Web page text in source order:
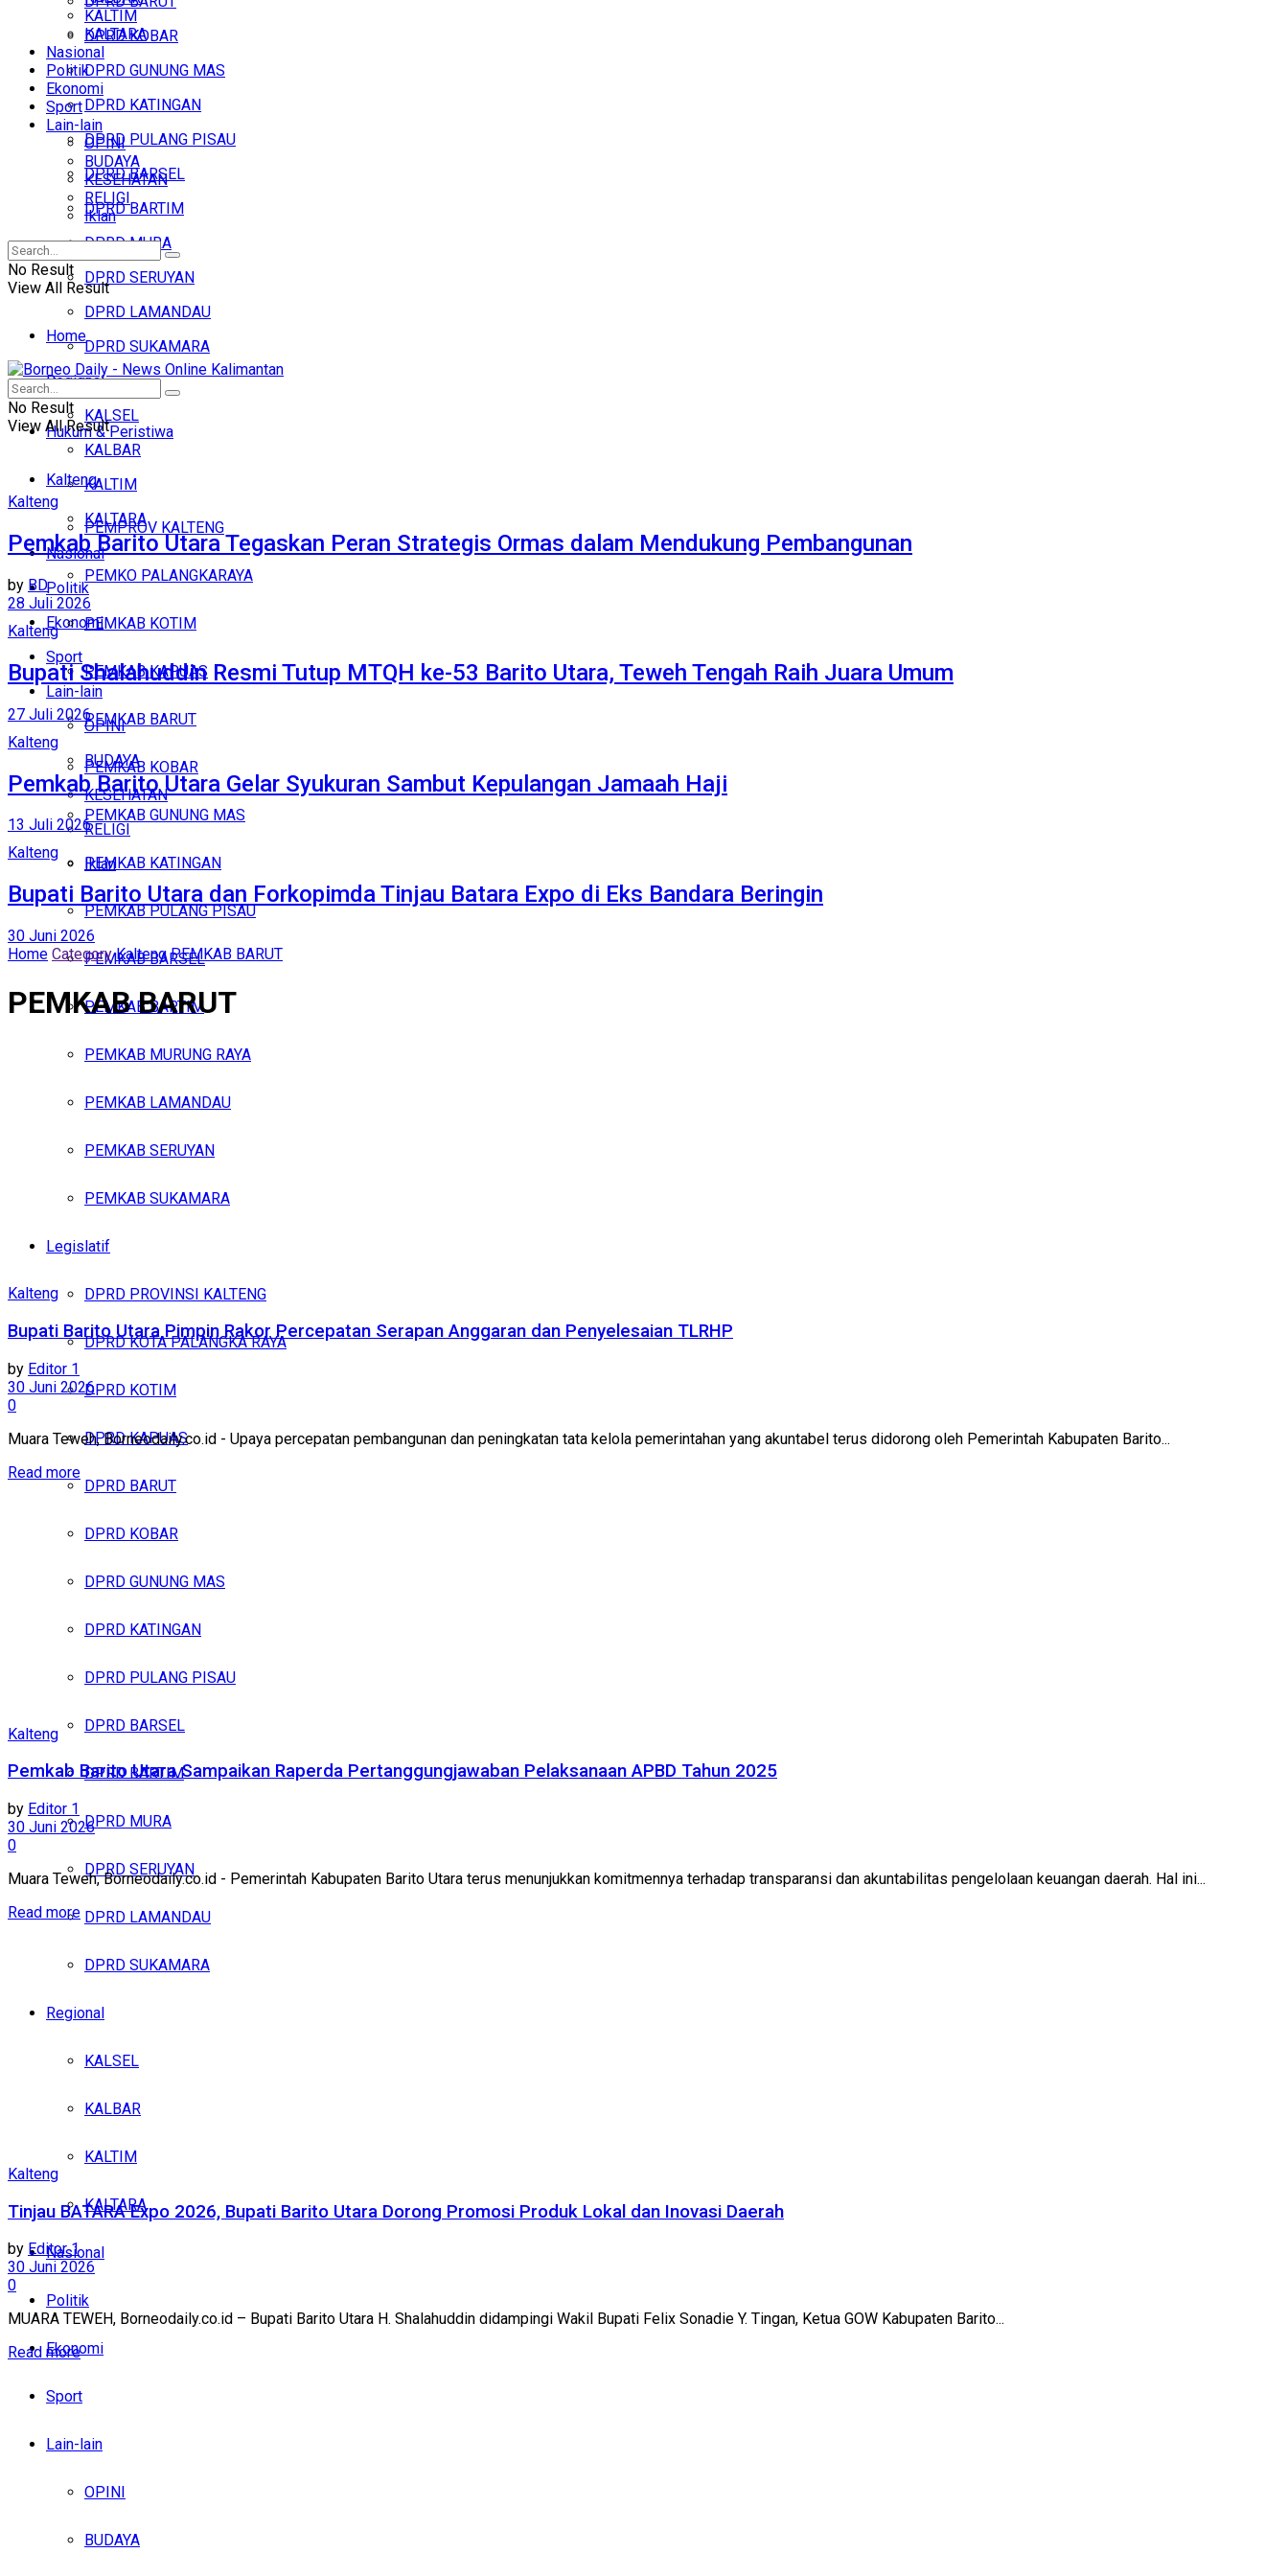
DPRD KOBAR
DPRD GUNUNG MAS
DPRD KATINGAN
DPRD PULANG PISAU
DPRD BARSEL
DPRD BARTIM
DPRD MURA
DPRD SERUYAN
DPRD LAMANDAU
DPRD SUKAMARA
Regional
KALSEL
KALBAR
KALTIM
KALTARA
Nasional
Politik
Ekonomi
Sport
Lain-lain
OPINI
BUDAYA
KESEHATAN
RELIGI
Iklan
Sabtu, Agustus 8, 2026
KALTIM
KALTARA
Nasional
Politik
Ekonomi
Sport
Lain-lain
OPINI
BUDAYA
KESEHATAN
RELIGI
Iklan
No Result
View All Result
Home
Headline
Hukum & Peristiwa
Kalteng
PEMPROV KALTENG
PEMKO PALANGKARAYA
PEMKAB KOTIM
PEMKAB KAPUAS
PEMKAB BARUT
PEMKAB KOBAR
PEMKAB GUNUNG MAS
PEMKAB KATINGAN
PEMKAB PULANG PISAU
PEMKAB BARSEL
PEMKAB BARTIM
PEMKAB MURUNG RAYA
PEMKAB LAMANDAU
PEMKAB SERUYAN
PEMKAB SUKAMARA
Legislatif
DPRD PROVINSI KALTENG
DPRD KOTA PALANGKA RAYA
DPRD KOTIM
DPRD KAPUAS
DPRD BARUT
DPRD KOBAR
DPRD GUNUNG MAS
DPRD KATINGAN
DPRD PULANG PISAU
DPRD BARSEL
DPRD BARTIM
DPRD MURA
DPRD SERUYAN
DPRD LAMANDAU
DPRD SUKAMARA
Regional
KALSEL
KALBAR
KALTIM
KALTARA
Nasional
Politik
Ekonomi
Sport
Lain-lain
OPINI
BUDAYA
No Result
View All Result
Kalteng
Pemkab Barito Utara Tegaskan Peran Strategis Ormas dalam Mendukung Pembangunan
by BD
28 Juli 2026
Kalteng
Bupati Shalahuddin Resmi Tutup MTQH ke-53 Barito Utara, Teweh Tengah Raih Juara Umum
27 Juli 2026
Kalteng
Pemkab Barito Utara Gelar Syukuran Sambut Kepulangan Jamaah Haji
13 Juli 2026
Kalteng
Bupati Barito Utara dan Forkopimda Tinjau Batara Expo di Eks Bandara Beringin
30 Juni 2026
Home Category Kalteng PEMKAB BARUT
PEMKAB BARUT
Kalteng
Bupati Barito Utara Pimpin Rakor Percepatan Serapan Anggaran dan Penyelesaian TLRHP
by Editor 1
30 Juni 2026
0
Muara Teweh, Borneodaily.co.id - Upaya percepatan pembangunan dan peningkatan tata kelola pemerintahan yang akuntabel terus didorong oleh Pemerintah Kabupaten Barito...
Read more
Kalteng
Pemkab Barito Utara Sampaikan Raperda Pertanggungjawaban Pelaksanaan APBD Tahun 2025
by Editor 1
30 Juni 2026
0
Muara Teweh, Borneodaily.co.id - Pemerintah Kabupaten Barito Utara terus menunjukkan komitmennya terhadap transparansi dan akuntabilitas pengelolaan keuangan daerah. Hal ini...
Read more
Kalteng
Tinjau BATARA Expo 2026, Bupati Barito Utara Dorong Promosi Produk Lokal dan Inovasi Daerah
by Editor 1
30 Juni 2026
0
MUARA TEWEH, Borneodaily.co.id – Bupati Barito Utara H. Shalahuddin didampingi Wakil Bupati Felix Sonadie Y. Tingan, Ketua GOW Kabupaten Barito...
Read more